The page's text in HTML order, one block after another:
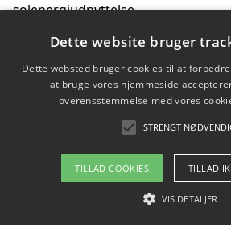
solenergiudnyttelse
Hvordan du får svar på
vedvarende energikilder
Om / kontakt
Blog
Dette website bruger
Dette websted bruger cookies til at
at bruge vores hjemmeside
overensstemmelse med vores
STRENGT
TILLAD COOKIES TILLAD
VIS DETALJER